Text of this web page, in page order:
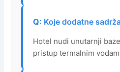
Koje dodatne
Hotel nudi unutarnji
pristup termalnim